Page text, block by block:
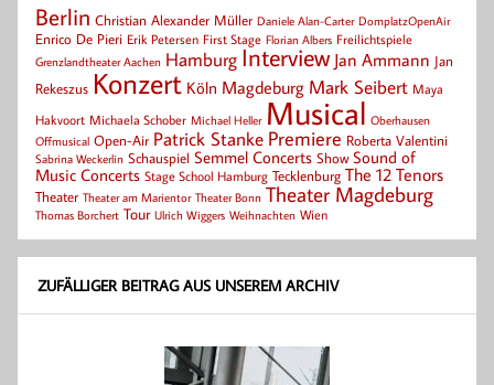
Berlin Christian Alexander Müller Daniele Alan-Carter DomplatzOpenAir
Enrico De Pieri Erik Petersen First Stage Florian Albers Freilichtspiele
Grenzlandtheater Aachen Hamburg Interview Jan Ammann Jan
Rekeszus Konzert Köln Magdeburg Mark Seibert Maya
Hakvoort Michaela Schober Michael Heller Musical Oberhausen
Offmusical Open-Air Patrick Stanke Premiere Roberta Valentini
Sabrina Weckerlin Schauspiel Semmel Concerts Show Sound of
Music Concerts Stage School Hamburg Tecklenburg The 12 Tenors
Theater Theater am Marientor Theater Bonn Theater Magdeburg
Thomas Borchert Tour Ulrich Wiggers Weihnachten Wien
ZUFÄLLIGER BEITRAG AUS UNSEREM ARCHIV